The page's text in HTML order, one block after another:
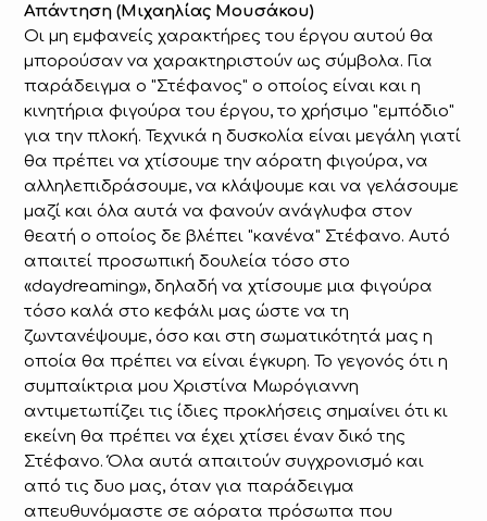
Απάντηση (Μιχαηλίας Μουσάκου)
Οι μη εμφανείς χαρακτήρες του έργου αυτού θα
μπορούσαν να χαρακτηριστούν ως σύμβολα. Για
παράδειγμα ο "Στέφανος" ο οποίος είναι και η
κινητήρια φιγούρα του έργου, το χρήσιμο "εμπόδιο"
για την πλοκή. Τεχνικά η δυσκολία είναι μεγάλη γιατί
θα πρέπει να χτίσουμε την αόρατη φιγούρα, να
αλληλεπιδράσουμε, να κλάψουμε και να γελάσουμε
μαζί και όλα αυτά να φανούν ανάγλυφα στον
θεατή ο οποίος δε βλέπει "κανένα" Στέφανο. Αυτό
απαιτεί προσωπική δουλεία τόσο στο
«daydreaming», δηλαδή να χτίσουμε μια φιγούρα
τόσο καλά στο κεφάλι μας ώστε να τη
ζωντανέψουμε, όσο και στη σωματικότητά μας η
οποία θα πρέπει να είναι έγκυρη. Το γεγονός ότι η
συμπαίκτρια μου Χριστίνα Μωρόγιαννη
αντιμετωπίζει τις ίδιες προκλήσεις σημαίνει ότι κι
εκείνη θα πρέπει να έχει χτίσει έναν δικό της
Στέφανο. Όλα αυτά απαιτούν συγχρονισμό και
από τις δυο μας, όταν για παράδειγμα
απευθυνόμαστε σε αόρατα πρόσωπα που